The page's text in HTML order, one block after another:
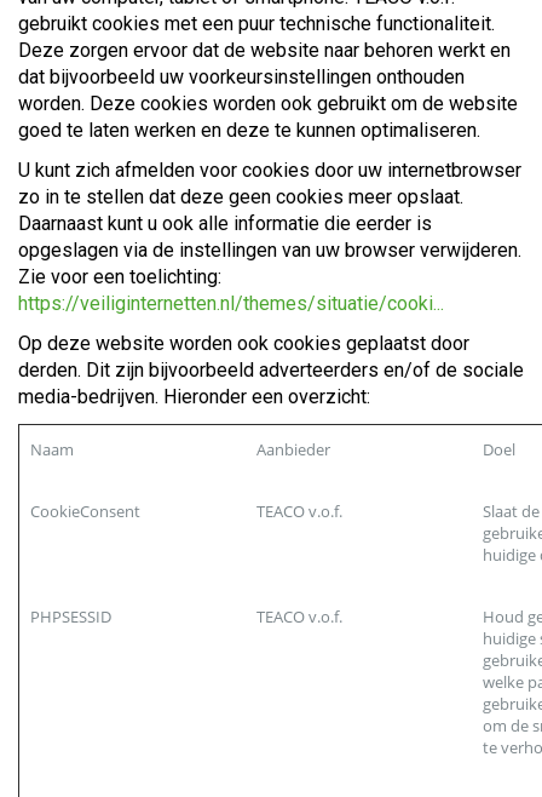
gebruikt cookies met een puur technische functionaliteit.
Deze zorgen ervoor dat de website naar behoren werkt en
dat bijvoorbeeld uw voorkeursinstellingen onthouden
worden. Deze cookies worden ook gebruikt om de website
goed te laten werken en deze te kunnen optimaliseren.
U kunt zich afmelden voor cookies door uw internetbrowser
zo in te stellen dat deze geen cookies meer opslaat.
Daarnaast kunt u ook alle informatie die eerder is
opgeslagen via de instellingen van uw browser verwijderen.
Zie voor een toelichting:
https://veiliginternetten.nl/themes/situatie/cooki...
Op deze website worden ook cookies geplaatst door
derden. Dit zijn bijvoorbeeld adverteerders en/of de sociale
media-bedrijven. Hieronder een overzicht:
Naam Aanbieder Doel
CookieConsent TEACO v.o.f.
Slaat
huidige
PHPSESSID TEACO v.o.f.
Houd
huidige
welke
om de
te